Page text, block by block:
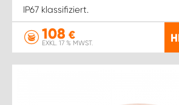
IP67 klassifiziert.
108 €
EXKL. 17 % MWST.